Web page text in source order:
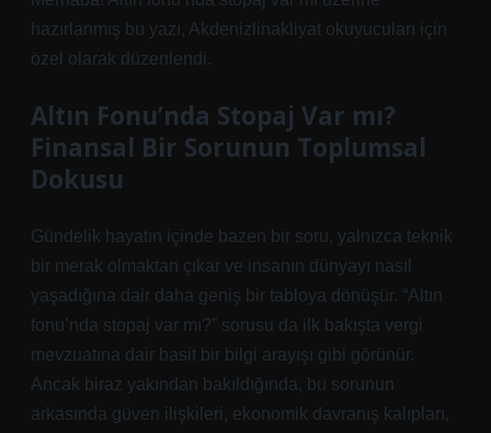
hazırlanmış bu yazı, Akdenizlinakliyat okuyucuları için
özel olarak düzenlendi.
Altın Fonu’nda Stopaj Var mı?
Finansal Bir Sorunun Toplumsal
Dokusu
Gündelik hayatın içinde bazen bir soru, yalnızca teknik
bir merak olmaktan çıkar ve insanın dünyayı nasıl
yaşadığına dair daha geniş bir tabloya dönüşür. “Altın
fonu’nda stopaj var mı?” sorusu da ilk bakışta vergi
mevzuatına dair basit bir bilgi arayışı gibi görünür.
Ancak biraz yakından bakıldığında, bu sorunun
arkasında güven ilişkileri, ekonomik davranış kalıpları,